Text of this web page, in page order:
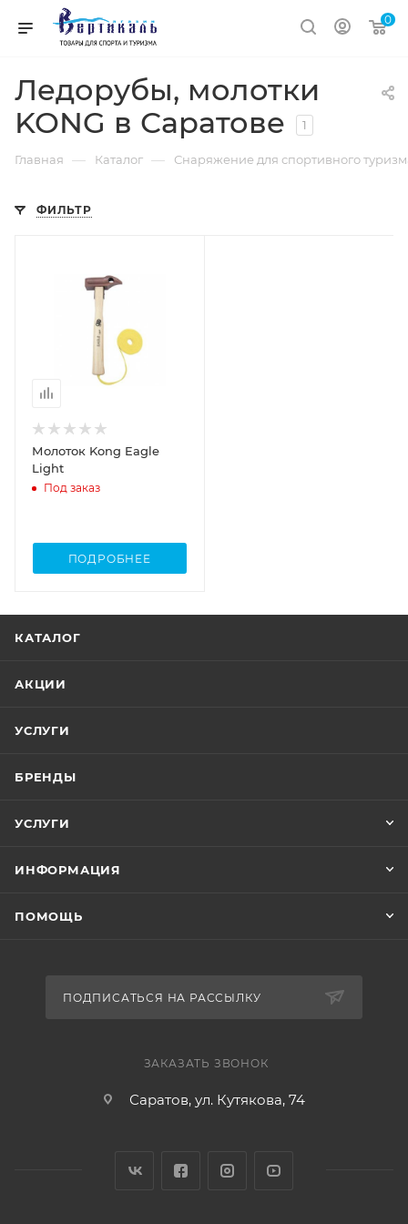
0
Ледорубы, молотки
KONG в Саратове
1
Главная — Каталог — Снаряжение для спортивного
ФИЛЬТР
Молоток Kong Eagle
Light
Под заказ
ПОДРОБНЕЕ
КАТАЛОГ
АКЦИИ
УСЛУГИ
БРЕНДЫ
УСЛУГИ
ИНФОРМАЦИЯ
ПОМОЩЬ
ПОДПИСАТЬСЯ НА РАССЫЛКУ
ЗАКАЗАТЬ ЗВОНОК
Саратов, ул. Кутякова, 74